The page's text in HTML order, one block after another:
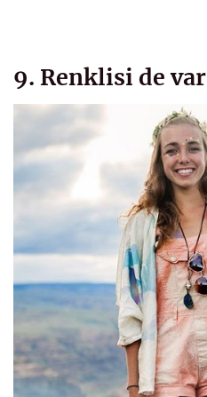
9. Renklisi de var